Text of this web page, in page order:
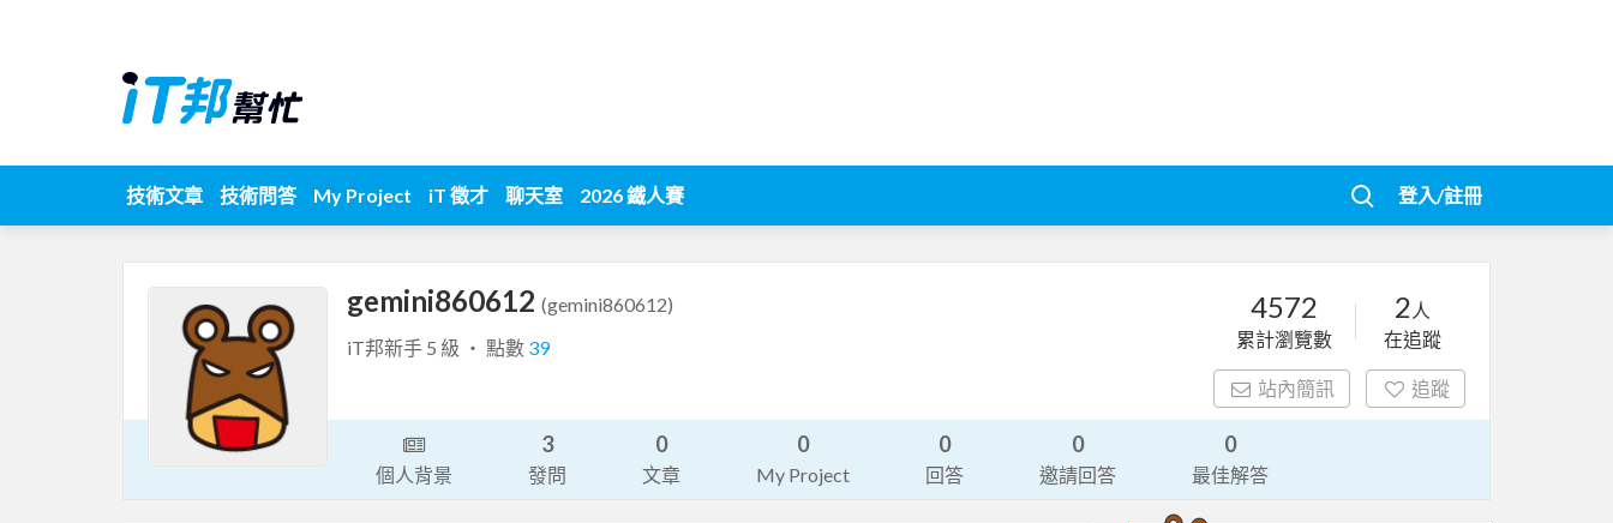
技術文章 技術問答 My Project iT 徵才 聊天室 2026 鐵人賽 登入/註冊
gemini860612 (gemini860612)
iT邦新手 5 級 ‧ 點數 39
4572
累計瀏覽數
2 人
在追蹤
站內簡訊 追蹤
個人背景
3
發問
0
文章
0
My Project
0
回答
0
邀請回答
0
最佳解答